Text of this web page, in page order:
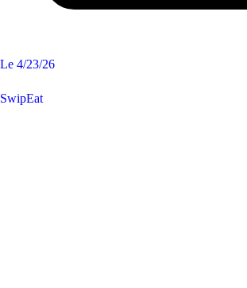
Le 4/23/26
SwipEat